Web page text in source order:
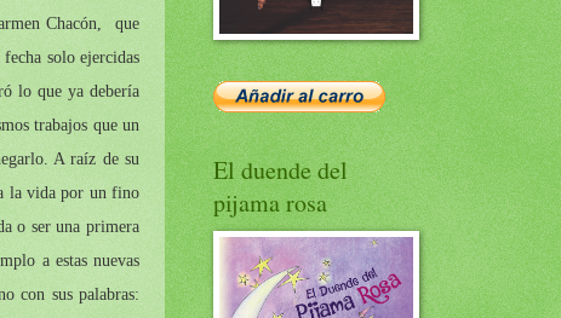
Chacón, que
solo ejercidas
lo que ya debería
trabajos que un
A raíz de su
la vida por un fino
o ser una primera
a estas nuevas
con sus palabras:
El duende del
pijama rosa